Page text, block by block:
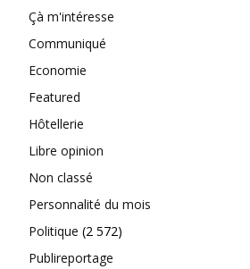
Çà m'intéresse
Communiqué
Economie
Featured
Hôtellerie
Libre opinion
Non classé
Personnalité du mois
Politique (2 572)
Publireportage